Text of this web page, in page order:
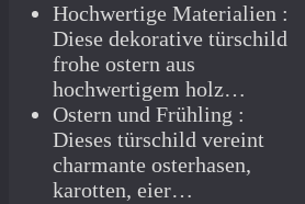
Hochwertige Materialien :
Diese dekorative türschild
frohe ostern aus
hochwertigem holz…
Ostern und Frühling :
Dieses türschild vereint
charmante osterhasen,
karotten, eier…